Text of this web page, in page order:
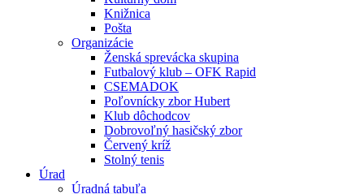
Knižnica
Pošta
Organizácie
Ženská sprevácka skupina
Futbalový klub – OFK Rapid
CSEMADOK
Poľovnícky zbor Hubert
Klub dôchodcov
Dobrovoľný hasičský zbor
Červený kríž
Stolný tenis
Úrad
Úradná tabuľa